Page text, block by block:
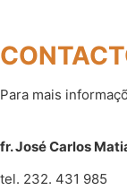
Para mais
fr. José Carlos
tel. 232. 431